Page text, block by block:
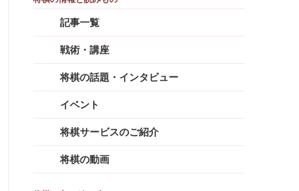
記事一覧
戦術・講座
将棋の話題・インタビュー
イベント
将棋サービスのご紹介
将棋の動画